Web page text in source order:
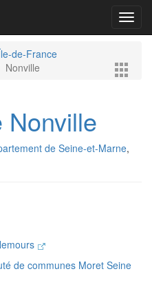
de-France
Nonville
Nonville
de Seine-et-Marne,
de communes Moret Seine